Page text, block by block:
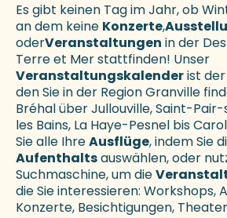
Es gibt keinen Tag im Jahr, ob
an dem keine Konzerte,
oderVeranstaltungen in der
Terre et Mer stattfinden! Unser
Veranstaltungskalenderist
den Sie in der Region Granville
Bréhal über Jullouville, Saint-
les Bains, La Haye-Pesnel bis
Sie alle IhreAusflüge, indem Sie
Aufenthaltsauswählen, oder
Suchmaschine, um die
die Sie interessieren: Workshops,
Konzerte, Besichtigungen,